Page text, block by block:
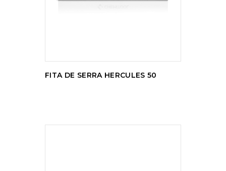
FITA DE SERRA HERCULES 50